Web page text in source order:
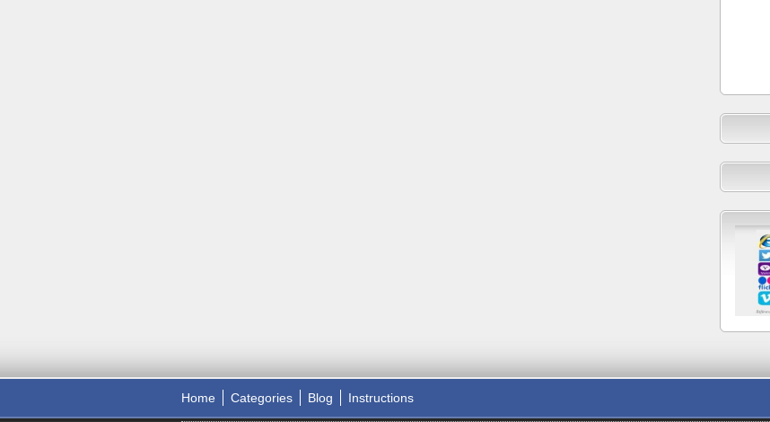
Home Categories Blog Instructions